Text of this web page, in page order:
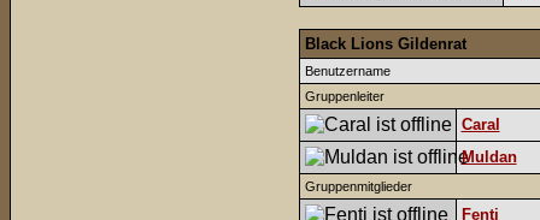
Black Lions Gildenrat
Benutzername
Gruppenleiter
Caral
Muldan
Gruppenmitglieder
Fenti